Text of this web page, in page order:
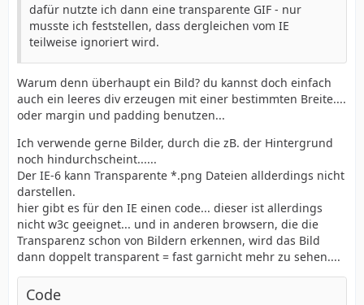
dafür nutzte ich dann eine transparente GIF - nur
musste ich feststellen, dass dergleichen vom IE
teilweise ignoriert wird.
Warum denn überhaupt ein Bild? du kannst doch einfach
auch ein leeres div erzeugen mit einer bestimmten Breite....
oder margin und padding benutzen...
Ich verwende gerne Bilder, durch die zB. der Hintergrund
noch hindurchscheint......
Der IE-6 kann Transparente *.png Dateien allderdings nicht
darstellen.
hier gibt es für den IE einen code... dieser ist allerdings
nicht w3c geeignet... und in anderen browsern, die die
Transparenz schon von Bildern erkennen, wird das Bild
dann doppelt transparent = fast garnicht mehr zu sehen....
Code